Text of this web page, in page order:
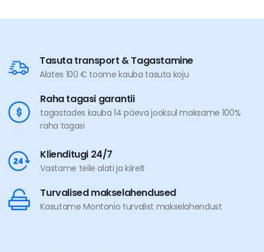
Tasuta transport & Tagastamine
Alates 100 € toome kauba tasuta koju
Raha tagasi garantii
tagastades kauba 14 päeva jooksul maksame 100%
raha tagasi
Klienditugi 24/7
Vastame teile alati ja kiirelt
Turvalised makselahendused
Kasutame Montonio turvalist makselahendust